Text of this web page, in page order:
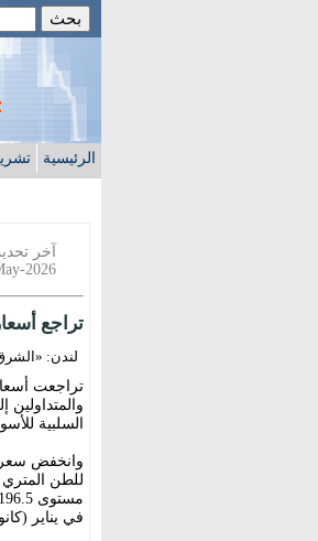
الرئيسية
آخر
2026
تراجع
لندن:
تراجعت
السلبية
في يناير